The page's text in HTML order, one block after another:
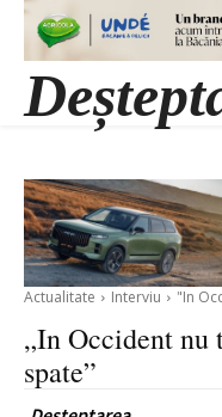
Actualitate Interviu "In
„In Occident nu
spate”